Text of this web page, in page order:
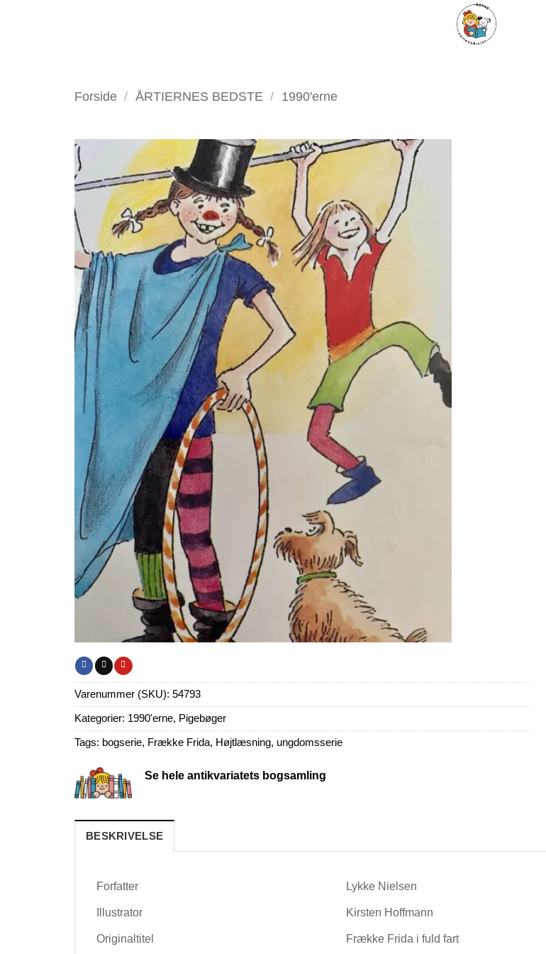
Forside / ÅRTIERNES BEDSTE / 1990'erne
Varenummer (SKU): 54793
Kategorier: 1990'erne, Pigebøger
Tags: bogserie, Frække Frida, Højtlæsning, ungdomsserie
Se hele antikvariatets bogsamling
BESKRIVELSE
Forfatter Lykke Nielsen
Illustrator Kirsten Hoffmann
Originaltitel Frække Frida i fuld fart